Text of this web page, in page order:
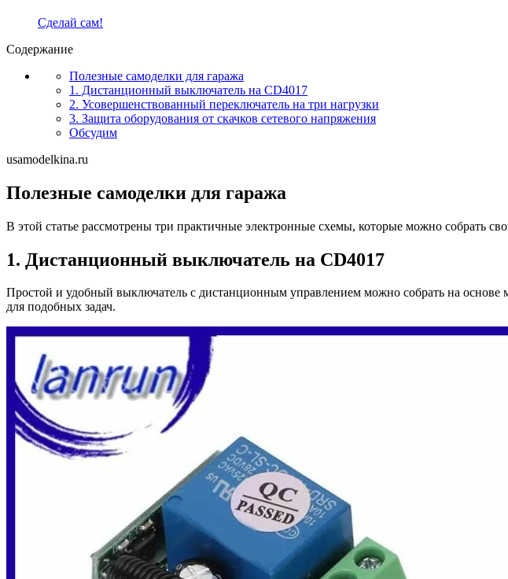
Сделай сам!
Содержание
Полезные самоделки для гаража
1. Дистанционный выключатель на CD4017
2. Усовершенствованный переключатель на три нагрузки
3. Защита оборудования от скачков сетевого напряжения
Обсудим
usamodelkina.ru
Полезные самоделки для гаража
В этой статье рассмотрены три практичные электронные схемы, которые можно собрать
1. Дистанционный выключатель на CD4017
Простой и удобный выключатель с дистанционным управлением можно собрать на
для подобных задач.